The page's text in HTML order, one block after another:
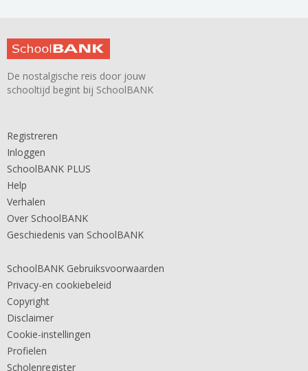
De nostalgische reis door jouw
schooltijd begint bij SchoolBANK
Registreren
Inloggen
SchoolBANK PLUS
Help
Verhalen
Over SchoolBANK
Geschiedenis van SchoolBANK
SchoolBANK Gebruiksvoorwaarden
Privacy-en cookiebeleid
Copyright
Disclaimer
Cookie-instellingen
Profielen
Scholenregister